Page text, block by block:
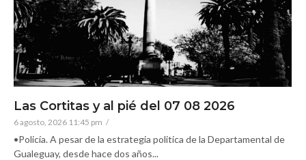
Las Cortitas y al pié del 07 08 2026
6 agosto, 2026 11:45 pm /
•Policía. A pesar de la estrategia politica de la Departamental de
Gualeguay, desde hace dos años...